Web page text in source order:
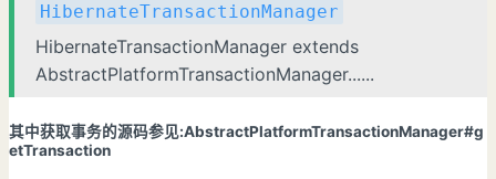
HibernateTransactionManager
HibernateTransactionManager extends
AbstractPlatformTransactionManager......
其中获取事务的源码参见:AbstractPlatformTransactionManager#g
etTransaction